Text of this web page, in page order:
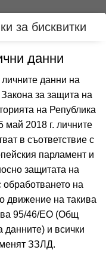
Вход
за
Филтри
за бисквитки
данни
данни на
за защита на
на Република
2018 г. личните
в съответствие с
парламент и
защитата на
на
движение на такива
95/46/EО (Общ
данните) и всички
ЗЗЛД.